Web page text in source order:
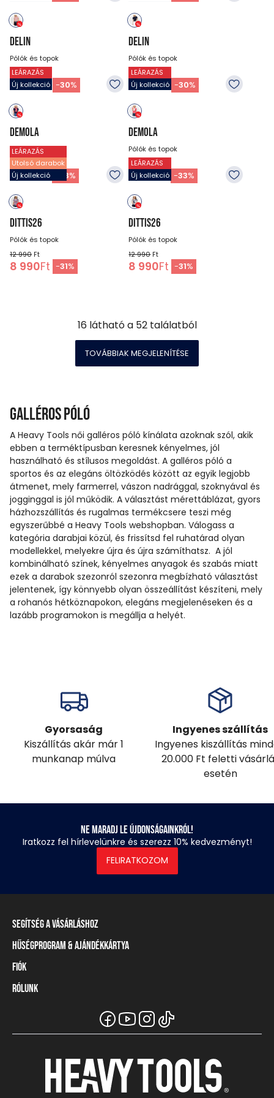
DELIN
Pólók és topok
10 990Ft
7 690Ft -30%
DELIN
Pólók és topok
10 990Ft
7 690Ft -30%
LEÁRAZÁS
Új kollekció
DEMOLA
Pólók és topok
11 990Ft
7 990Ft 33%
LEÁRAZÁS
Új kollekció
DEMOLA
Pólók és topok
11 990Ft
7 990Ft -33%
LEÁRAZÁS
Utolsó darabok
Új kollekció
DITTIS26
Pólók és topok
12 990 Ft
8 990Ft -31%
LEÁRAZÁS
Új kollekció
DITTIS26
Pólók és topok
12 990Ft
8 990Ft -31%
16 látható a 52találatból
TOVÁBBIAK MEGJELENÍTÉSE
Galléros póló
A Heavy Tools női galléros póló kínálata azoknak szól, akik
ebben a terméktípusban keresnek kényelmes, jól
használható és stílusos megoldást. A galléros póló a
sportos és az elegáns öltözködés között az egyik legjobb
átmenet, mely farmerrel, vászon nadrággal, szoknyával és
jogginggal is jól működik. A választást mérettáblázat, gyors
házhozszállítás és rugalmas termékcsere teszi még
egyszerűbbé a Heavy Tools webshopban. Válogass a
kategória darabjai közül, és frissítsd fel ruhatárad olyan
modellekkel, melyekre újra és újra számíthatsz. A jól
kombinálható színek, kényelmes anyagok és szabás miatt
ezek a darabok szezonról szezonra megbízható választást
jelentenek, így könnyebb olyan összeállítást készíteni, mely
a rohanós hétköznapokon, elegáns megjelenéseken és a
lazább programokon is megállja a helyét.
Gyorsaság
Kiszállítás akár már 1
munkanap múlva
Ingyenes szállítás
Ingyenes kiszállítás
20.000 Ft feletti
esetén
Ne maradj le újdonságainkról!
Iratkozz fel hírlevelünkre és szerezz 10% kedvezményt!
FELIRATKOZOM
Segítség a vásárláshoz
Szállítási információ
Fizetési módok
Mérettáblázat
Üzleteink és viszonteladók
Gyakori kérdések (GYIK)
Hűségprogram & Ajándékkártya
Törzsvásárlói program
Ajándékkártya
Fiók
Belépés / Regisztráció
Rólunk
A Heavy Tools márka
Viszonteladói információ
Széchenyi Terv Plusz